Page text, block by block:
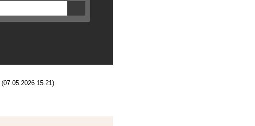
(07.05.2026 15:21)